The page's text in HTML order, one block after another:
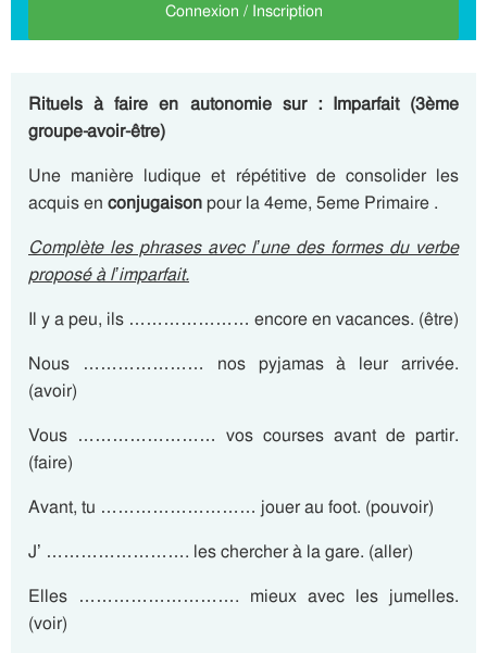
Connexion / Inscription
Rituels à faire en autonomie sur : Imparfait (3ème
groupe-avoir-être)
Une manière ludique et répétitive de consolider les
acquis en conjugaisonpour la 4eme, 5eme Primaire .
Complète les phrases avec l’une des formes du verbe
proposé à l’imparfait.
Il y a peu, ils ………………… encore en vacances. (être)
Nous ………………… nos pyjamas à leur arrivée.
(avoir)
Vous …………………… vos courses avant de partir.
(faire)
Avant, tu ……………………… jouer au foot. (pouvoir)
J’ ……………………. les chercher à la gare. (aller)
Elles ………………………. mieux avec les jumelles.
(voir)